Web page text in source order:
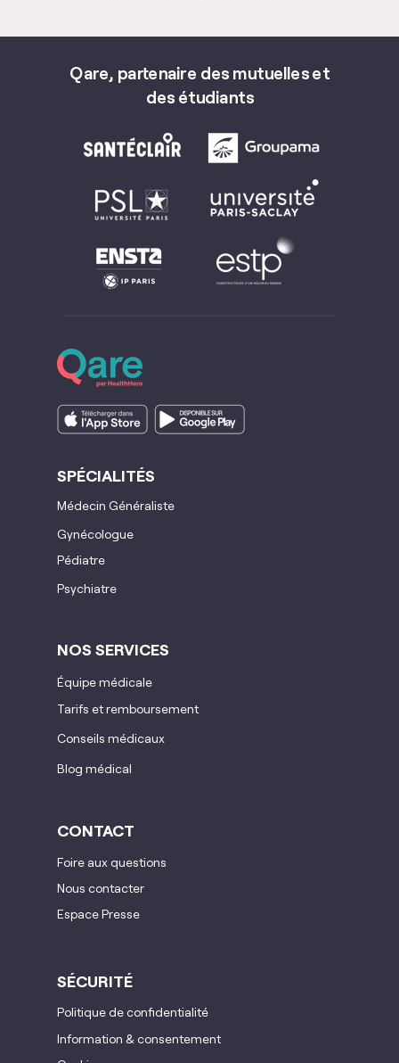
Équipe médicale
Tarifs et remboursement
Conseils médicaux
NOS SERVICES
Blog médical
SPÉCIALITÉS
Médecin Généraliste
Gynécologue
Pédiatre
Psychiatre
CONTACT
Foire aux questions
Nous contacter
Espace Presse
SÉCURITÉ
Politique de confidentialité
Information & consentement
Qare, partenaire des mutuelles et
des étudiants